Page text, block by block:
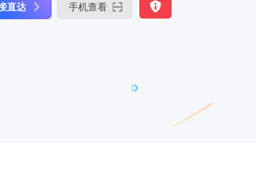
直达 手机查看